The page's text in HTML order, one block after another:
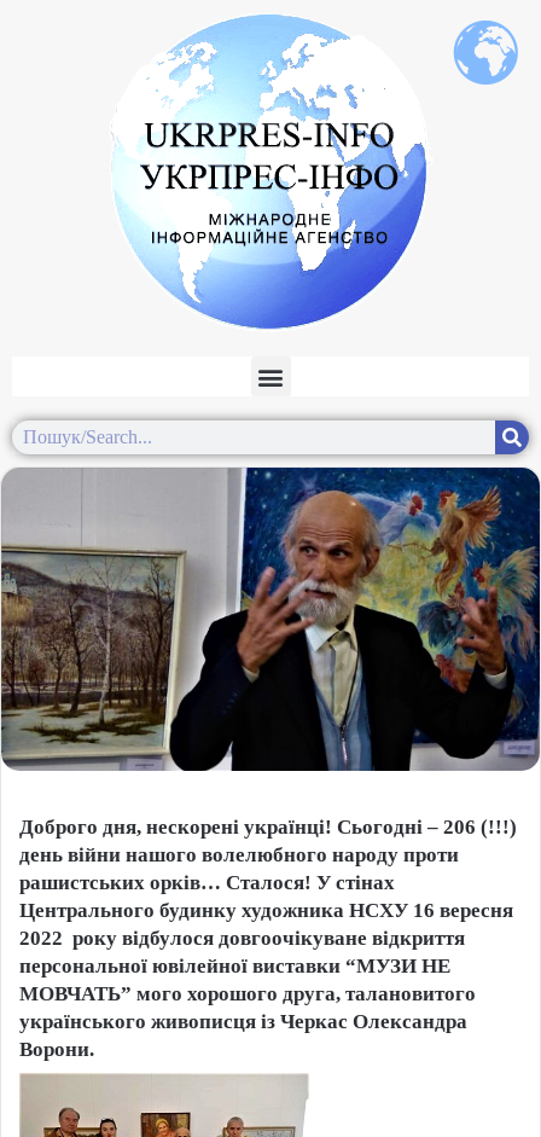
Доброго дня, нескорені українці! Сьогодні – 206 (!!!)
день війни нашого волелюбного народу проти
рашистських орків… Сталося! У стінах
Центрального будинку художника НСХУ 16 вересня
2022 року відбулося довгоочікуване відкриття
персональної ювілейної виставки “МУЗИ НЕ
МОВЧАТЬ” мого хорошого друга, талановитого
українського живописця із Черкас Олександра
Ворони.